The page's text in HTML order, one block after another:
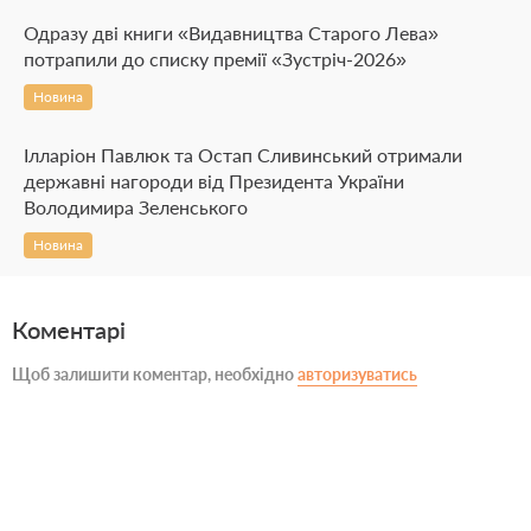
Одразу дві книги «Видавництва Старого Лева»
потрапили до списку премії «Зустріч-2026»
Новина
Ілларіон Павлюк та Остап Сливинський отримали
державні нагороди від Президента України
Володимира Зеленського
Новина
Коментарі
Щоб залишити коментар, необхідноавторизуватись